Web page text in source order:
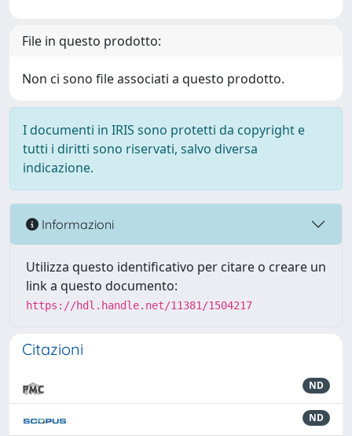
File in questo prodotto:
Non ci sono file associati a questo prodotto.
I documenti in IRIS sono protetti da copyright e
tutti i diritti sono riservati, salvo diversa
indicazione.
Informazioni
Utilizza questo identificativo per citare o creare un
link a questo documento:
https://hdl.handle.net/11381/1504217
Citazioni
ND
ND